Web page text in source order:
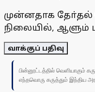
முன்னதாக தோ்தல்
நிலையில், ஆளும்
வாக்குப் பதிவு
பின்னூட்டத்தில் வெளியாகும்
எந்தவொரு கருத்தும் இந்திய